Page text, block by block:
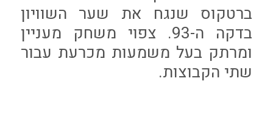
ברטקוס שנגח את שער השוויון
בדקה ה-93. צפוי משחק מעניין
ומרתק בעל משמעות מכרעת עבור
שתי הקבוצות.